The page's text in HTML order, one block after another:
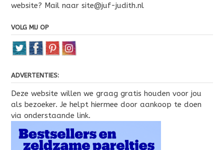
website? Mail naar site@juf-judith.nl
VOLG MIJ OP
ADVERTENTIES:
Deze website willen we graag gratis houden voor jou
als bezoeker. Je helpt hiermee door aankoop te doen
via onderstaande link.